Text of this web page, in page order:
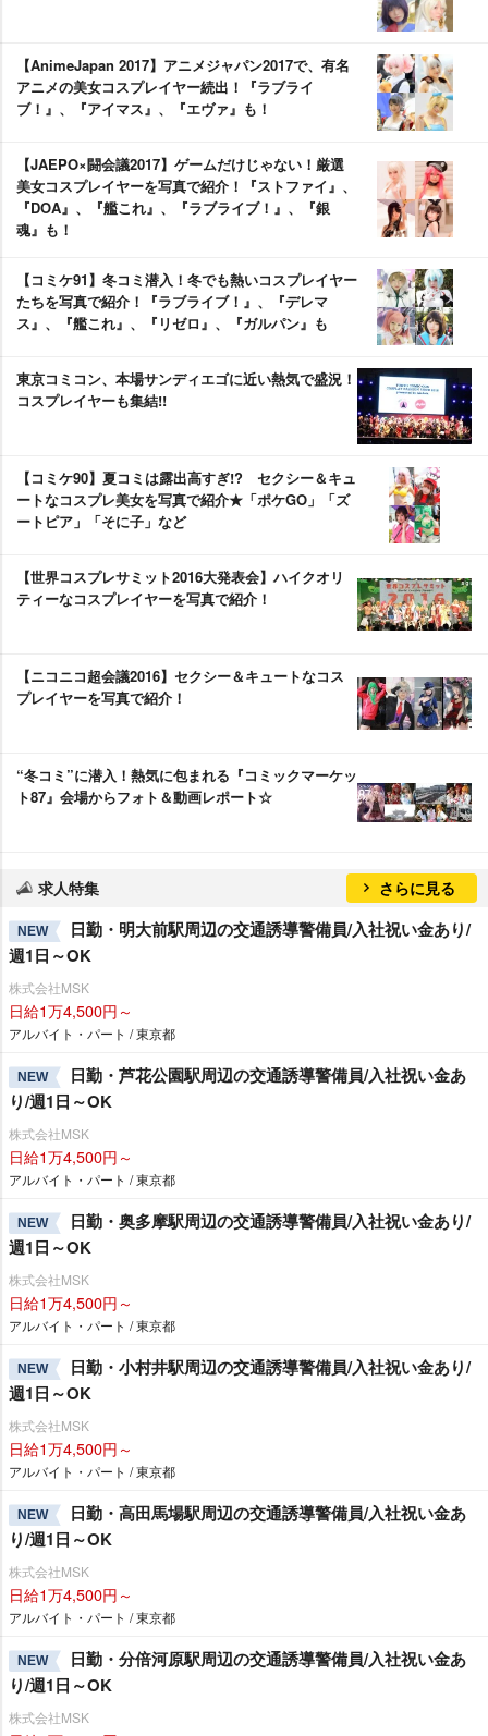
【AnimeJapan 2017】アニメジャパン2017で、有名
アニメの美女コスプレイヤー続出！『ラブライ
ブ！』、『アイマス』、『エヴァ』も！
【JAEPO×闘会議2017】ゲームだけじゃない！厳選
美女コスプレイヤーを写真で紹介！『ストファイ』、
『DOA』、『艦これ』、『ラブライブ！』、『銀
魂』も！
【コミケ91】冬コミ潜入！冬でも熱いコスプレイヤー
たちを写真で紹介！『ラブライブ！』、『デレマ
ス』、『艦これ』、『リゼロ』、『ガルパン』も
東京コミコン、本場サンディエゴに近い熱気で盛況！
コスプレイヤーも集結!!
【コミケ90】夏コミは露出高すぎ!? セクシー＆キュ
ートなコスプレ美女を写真で紹介★「ポケGO」「ズ
ートピア」「そに子」など
【世界コスプレサミット2016大発表会】ハイクオリ
ティーなコスプレイヤーを写真で紹介！
【ニコニコ超会議2016】セクシー＆キュートなコス
プレイヤーを写真で紹介！
“冬コミ”に潜入！熱気に包まれる『コミックマーケッ
ト87』会場からフォト＆動画レポート☆
求人特集 さらに見る
NEW
日勤・明大前駅周辺の交通誘導警備員/入社祝い金あり/
週1日～OK
株式会社MSK
日給1万4,500円～
アルバイト・パート / 東京都
NEW
日勤・芦花公園駅周辺の交通誘導警備員/入社祝い金あ
り/週1日～OK
株式会社MSK
日給1万4,500円～
アルバイト・パート / 東京都
NEW
日勤・奥多摩駅周辺の交通誘導警備員/入社祝い金あり/
週1日～OK
株式会社MSK
日給1万4,500円～
アルバイト・パート / 東京都
NEW
日勤・小村井駅周辺の交通誘導警備員/入社祝い金あり/
週1日～OK
株式会社MSK
日給1万4,500円～
アルバイト・パート / 東京都
NEW
日勤・高田馬場駅周辺の交通誘導警備員/入社祝い金あ
り/週1日～OK
株式会社MSK
日給1万4,500円～
アルバイト・パート / 東京都
NEW
日勤・分倍河原駅周辺の交通誘導警備員/入社祝い金あ
り/週1日～OK
株式会社MSK